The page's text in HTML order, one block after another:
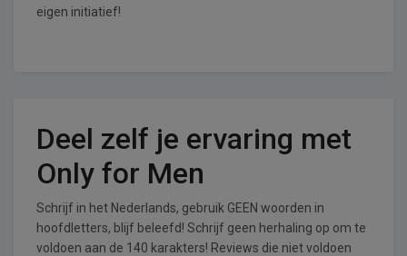
eigen initiatief!
Deel zelf je ervaring met
Only for Men
Schrijf in het Nederlands, gebruik GEEN woorden in
hoofdletters, blijf beleefd! Schrijf geen herhaling op om te
voldoen aan de 140 karakters! Reviews die niet voldoen